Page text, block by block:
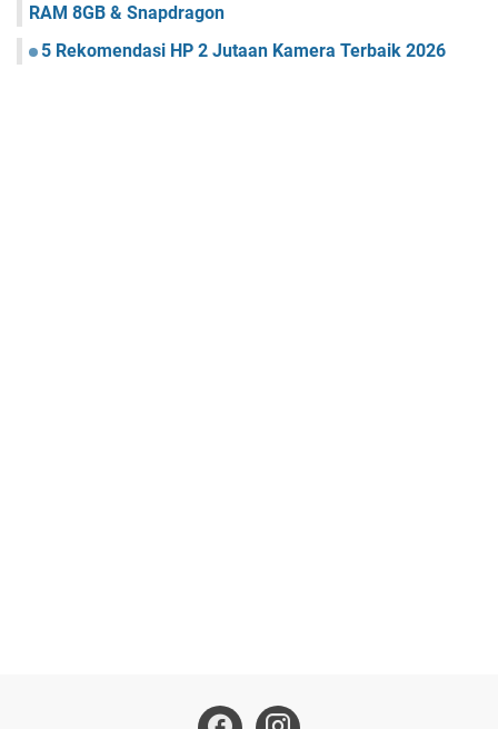
RAM 8GB & Snapdragon
5 Rekomendasi HP 2 Jutaan Kamera Terbaik 2026